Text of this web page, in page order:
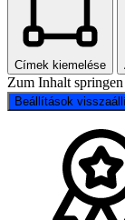
Címek kiemelése
Zum Inhalt springen
Beállítások